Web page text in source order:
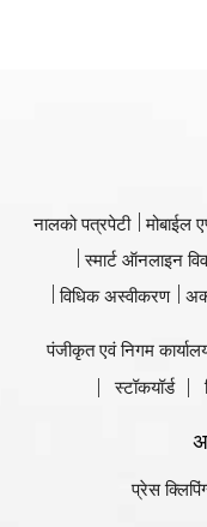
नालको पत्रपेटी मोबाईल
स्मार्ट ऑनलाइन
विधिक अस्वीकरण
पंजीकृत एवं निगम
स्टॉकयॉर्ड
प्रेस